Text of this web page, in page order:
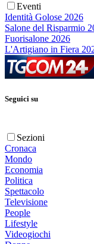
Eventi
Identità Golose 2026
Salone del Risparmio
Fuorisalone 2026
L'Artigiano in Fiera
Seguici su
Sezioni
Cronaca
Mondo
Economia
Politica
Spettacolo
Televisione
People
Lifestyle
Videogiochi